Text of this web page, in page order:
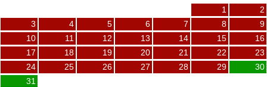
1
2
3
4 5 6 7 8
9
10
11 12 13 14 15
16
17
18 19 20 21 22
23
24
25 26 27 28 29
30
31